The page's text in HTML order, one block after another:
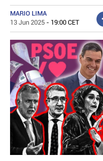
GENTE
MAGAZINE
OTRAS WEBS
CRIMEN Y CASTIGO
MOTOR
RELIGION
TRAVELLERS
EXPERTOS
GASTRONOMÍA
SALUD
MARIO LIMA
13 Jun 2025 - 19:00 CET